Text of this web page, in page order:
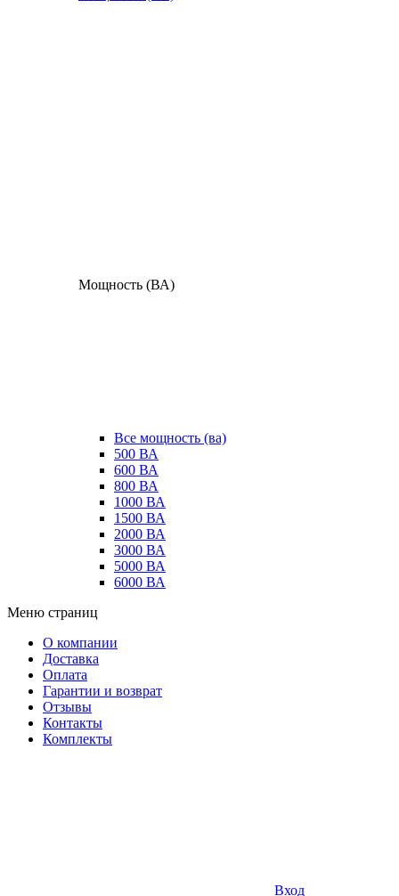
Мощность (ВА)
Все мощность (ва)
500 ВА
600 ВА
800 ВА
1000 ВА
1500 ВА
2000 ВА
3000 ВА
5000 ВА
6000 ВА
Меню страниц
О компании
Доставка
Оплата
Гарантии и возврат
Отзывы
Контакты
Комплекты
Вход